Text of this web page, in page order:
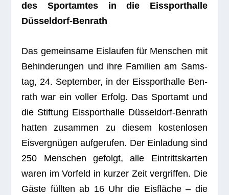
des Sport­am­tes in die Eis­sport­halle
Düsseldorf-Benrath
Das gemein­same Eis­lau­fen für Men­schen mit
Behin­de­run­gen und ihre Fami­lien am Sams­
tag, 24. Sep­tem­ber, in der Eis­sport­halle Ben­
rath war ein vol­ler Erfolg. Das Sport­amt und
die Stif­tung Eis­sport­halle Düs­sel­dorf-Ben­rath
hat­ten zusam­men zu die­sem kos­ten­lo­sen
Eis­ver­gnü­gen auf­ge­ru­fen. Der Ein­la­dung sind
250 Men­schen gefolgt, alle Ein­tritts­kar­ten
waren im Vor­feld in kur­zer Zeit ver­grif­fen. Die
Gäste füll­ten ab 16 Uhr die Eis­flä­che – die